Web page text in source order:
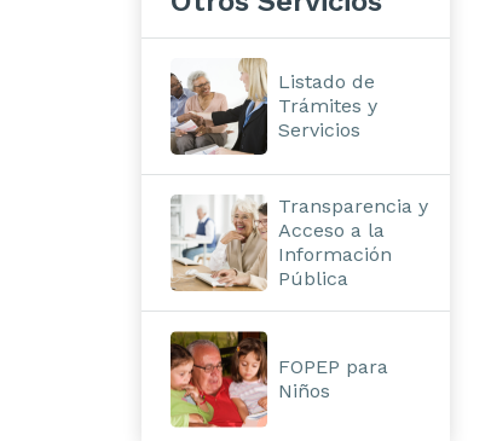
Listado de
Trámites y
Servicios
Transparencia y
Acceso a la
Información
Pública
FOPEP para
Niños